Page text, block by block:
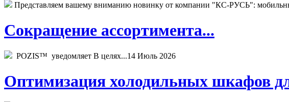
Представляем вашему вниманию новинку от компании "КС-РУСЬ":
Сокращение ассортимента...
POZIS™ уведомляет В целях...14 Июль 2026
Оптимизация холодильных шкафов